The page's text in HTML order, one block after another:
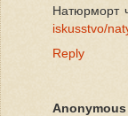
Натюрморт
iskusstvo/
Reply
Anonymous